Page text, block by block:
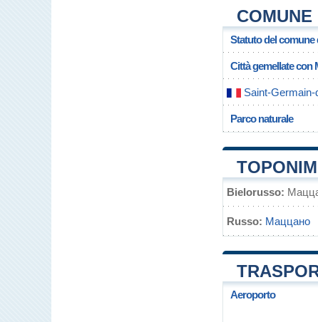
Statuto del comune
Città gemellate con
Saint-
Parco naturale
Bielorusso:
Russo: Маццано
Aeroporto